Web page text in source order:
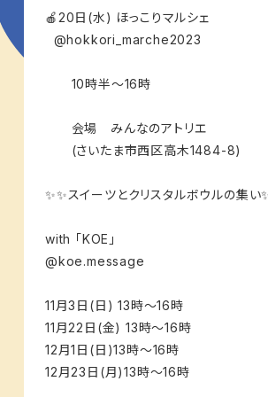
🍎20日(水) ほっこりマルシェ
@hokkori_marche2023
10時半〜16時
会場 みんなのアトリエ
(さいたま市西区高木1484-8)
✨✨スイーツとクリスタルボウルの集い
with 「KOE」
@koe.message
11月3日(日) 13時〜16時
11月22日(金) 13時〜16時
12月1日(日)13時〜16時
12月23日(月)13時〜16時